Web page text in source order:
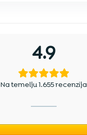
4.9
Na temelju 1.655 recenzija